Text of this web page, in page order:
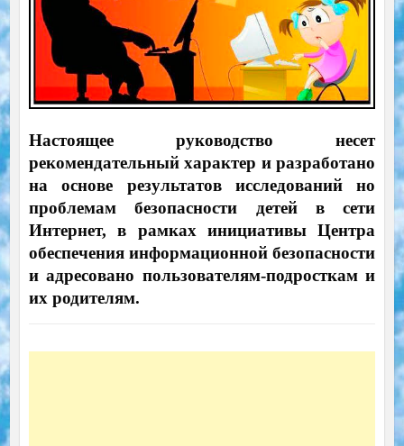
Настоящее руководство несет
рекомендательный характер и разработано
на основе результатов исследований но
проблемам безопасности детей в сети
Интернет, в рамках инициативы Центра
обеспечения информационной безопасности
и адресовано пользователям-подросткам и
их родителям.